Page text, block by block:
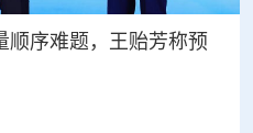
顺序难题，王贻芳称预